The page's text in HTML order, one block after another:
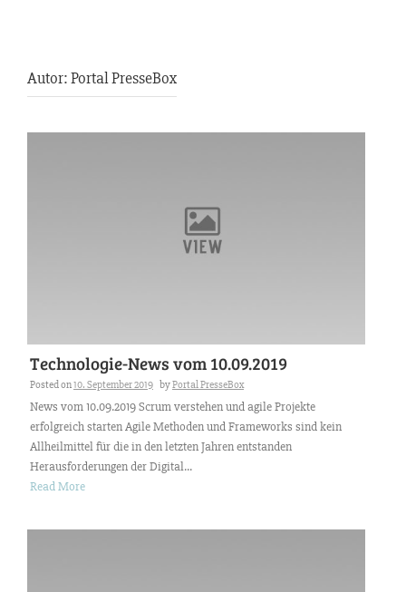
Autor:Portal PresseBox
Technologie-News vom 10.09.2019
Posted on10. September 2019 byPortal PresseBox
News vom 10.09.2019 Scrum verstehen und agile Projekte
erfolgreich starten Agile Methoden und Frameworks sind kein
Allheilmittel für die in den letzten Jahren entstanden
Herausforderungen der Digital...
Read More